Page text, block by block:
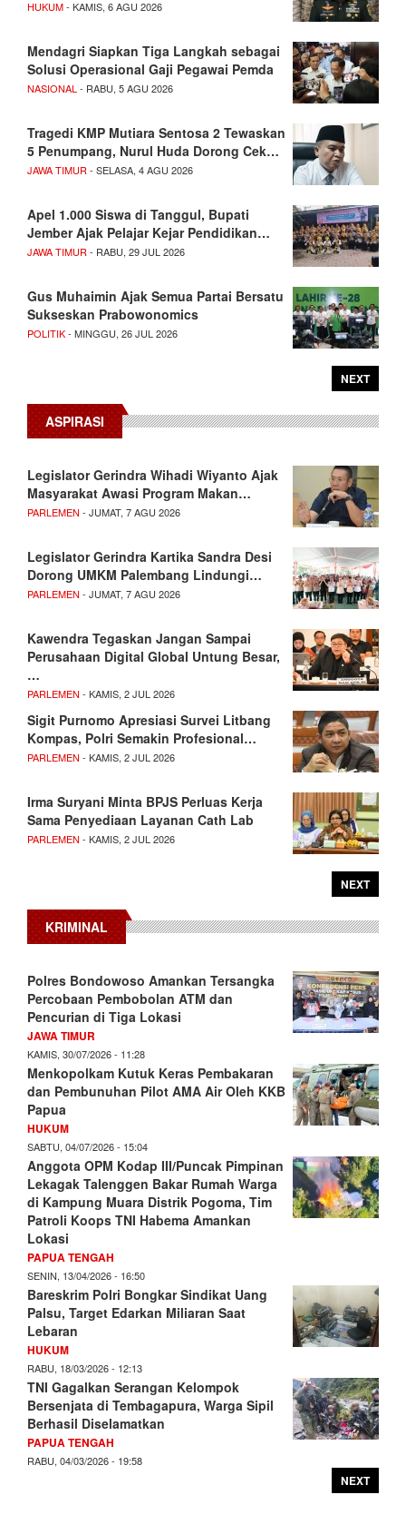
HUKUM- KAMIS, 6 AGU 2026
Mendagri Siapkan Tiga Langkah sebagai
Solusi Operasional Gaji Pegawai Pemda
NASIONAL - RABU, 5 AGU 2026
Tragedi KMP Mutiara Sentosa 2 Tewaskan
5 Penumpang, Nurul Huda Dorong Cek…
JAWA TIMUR - SELASA, 4 AGU 2026
Apel 1.000 Siswa di Tanggul, Bupati
Jember Ajak Pelajar Kejar Pendidikan…
JAWA TIMUR - RABU, 29 JUL 2026
Gus Muhaimin Ajak Semua Partai Bersatu
Sukseskan Prabowonomics
POLITIK- MINGGU, 26 JUL 2026
NEXT
ASPIRASI
Legislator Gerindra Wihadi Wiyanto Ajak
Masyarakat Awasi Program Makan…
PARLEMEN - JUMAT, 7 AGU 2026
Legislator Gerindra Kartika Sandra Desi
Dorong UMKM Palembang Lindungi…
PARLEMEN - JUMAT, 7 AGU 2026
Kawendra Tegaskan Jangan Sampai
Perusahaan Digital Global Untung Besar,
…
PARLEMEN - KAMIS, 2 JUL 2026
Sigit Purnomo Apresiasi Survei Litbang
Kompas, Polri Semakin Profesional…
PARLEMEN - KAMIS, 2 JUL 2026
Irma Suryani Minta BPJS Perluas Kerja
Sama Penyediaan Layanan Cath Lab
PARLEMEN - KAMIS, 2 JUL 2026
NEXT
KRIMINAL
Polres Bondowoso Amankan Tersangka
Percobaan Pembobolan ATM dan
Pencurian di Tiga Lokasi
JAWA TIMUR
KAMIS, 30/07/2026 - 11:28
Menkopolkam Kutuk Keras Pembakaran
dan Pembunuhan Pilot AMA Air Oleh KKB
Papua
HUKUM
SABTU, 04/07/2026 - 15:04
Anggota OPM Kodap III/Puncak Pimpinan
Lekagak Talenggen Bakar Rumah Warga
di Kampung Muara Distrik Pogoma, Tim
Patroli Koops TNI Habema Amankan
Lokasi
PAPUA TENGAH
SENIN, 13/04/2026 - 16:50
Bareskrim Polri Bongkar Sindikat Uang
Palsu, Target Edarkan Miliaran Saat
Lebaran
HUKUM
RABU, 18/03/2026 - 12:13
TNI Gagalkan Serangan Kelompok
Bersenjata di Tembagapura, Warga Sipil
Berhasil Diselamatkan
PAPUA TENGAH
RABU, 04/03/2026 - 19:58
NEXT